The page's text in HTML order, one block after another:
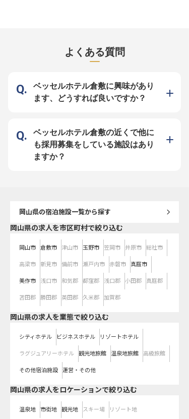
トライフも楽しめる休日日数 ■社員
寮無料。U・Iターンにもおすすめ ■
追求したサポート体制》 1998年に
不動産仲介から始め、今ではホテル
やマンション、飲食と幅広く事業を
熱費のみ自己負担）！年間休日は業
界屈指の120日のため、自分の時間
を確保しつつ無理のない働き方を実
現できます。幅広いスキルを身に付
けて、充実した昇給・昇格・キャリ
アアップ制度で思う存分成長してく
ックアウトまで、お客様一人ひとり
に寄り添い、細やかな気配りで快適
な時間を提供することが私たちの喜
通じて、お客様の旅がより豊かなも
のになるよう心を込めてサポートし
てください。 あなたの温かい笑顔
と心遣いが、お客様の思い出を彩り
時期に応じた研修で、ホテル業務の
基本から丁寧にお教えしますので、
未経験の方も安心してスタートでき
ます。社会保険完備はもちろん、昇
よくある質問
ベッセルホテル倉敷に興味があり
ます、どうすれば良いですか？
ベッセルホテル倉敷の近くで他に
も採用募集をしている施設はあり
ますか？
岡山県の宿泊施設一覧から探す
岡山県の求人を市区町村で絞り込む
岡山市 倉敷市 津山市 玉野市 笠岡市 井原市 総社市
高梁市 新見市 備前市 瀬戸内市 赤磐市 真庭市
美作市 浅口市 和気郡 都窪郡 浅口郡 小田郡 真庭郡
苫田郡 勝田郡 英田郡 久米郡 加賀郡
岡山県の求人を業態で絞り込む
シティホテル ビジネスホテル リゾートホテル
ラグジュアリーホテル 観光地旅館 温泉地旅館 高級旅館
その他宿泊施設 運営・その他
岡山県の求人をロケーションで絞り込む
温泉地 市街地 観光地 スキー場 リゾート地